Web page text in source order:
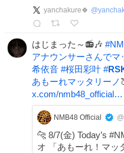
yanchakure🍀 @
はじまった～📻️🎶 #
アナウンサーさんでマ
希依音 #桜田彩叶 #
あもーれマッタリーノ
x.com/nmb48_official…
NMB48 Official
🐆 8/7(金) Today’s
オ 「あもーれ！マッ